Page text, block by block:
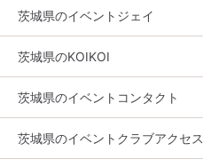
茨城県のイベントジェイ
茨城県のKOIKOI
茨城県のイベントコンタクト
茨城県のイベントクラブアクセス